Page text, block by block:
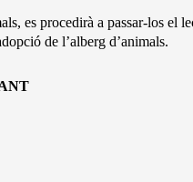
es procedirà a passar-los
de l’alberg d’animals.